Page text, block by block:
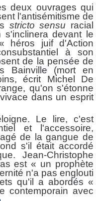
deux ouvrages qui
l'antisémitisme de
stricto sensu racial
devant le
héros juif d'Action
à son
de la pensée de
Bainville (mort en
écrit Michel De
qu'on s'étonne
dans un esprit
Le lire, c'est
et l'accessoire,
de la gangue de
s'il était accordé
Jean-Christophe
est « un prophète
n'a pas englouti
qu'il a abordés «
contemporain avec